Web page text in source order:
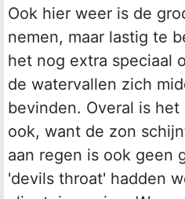
Ook hier weer is de
nemen, maar lastig te
het nog extra speciaal
de watervallen zich
bevinden. Overal is
ook, want de zon
aan regen is ook geen
'devils throat' hadden